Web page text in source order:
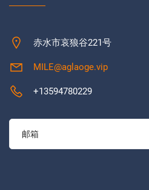
赤水市哀狼谷221号
MILE@aglaoge.vip
+13594780229